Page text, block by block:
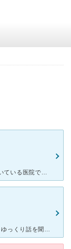
砥部町で唯一小児科専門で古くから地域に根付いている医院です。 予防接種から急な病気まで子どもがずっとお世話になっています。 他の方も書かれていますが受付の方々は子どもに笑顔というかんじではなく
お見受けした所60代くらいの女性の先生です。 ゆっくり話を聞いてくださり、しっかり説明をしてくださいます。 他にかかりつけの病院があるのですが、 その病院が予約も取れないほど込み合っている時